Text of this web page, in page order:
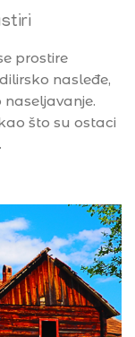
prostire
nasleđe,
naseljavanje.
što su ostaci